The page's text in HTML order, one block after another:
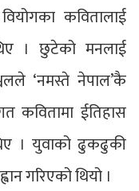
कवितालाई
। छुटेको मनलाई
‘नमस्ते नेपाल’कै
कवितामा ईतिहास
। युवाको ढुकढुकी
गरिएको थियो ।